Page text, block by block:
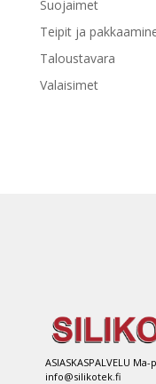
Suojaimet
Teipit ja
Taloustavara
Valaisimet
ASIASKASPALVELU
info@silikotek.fi